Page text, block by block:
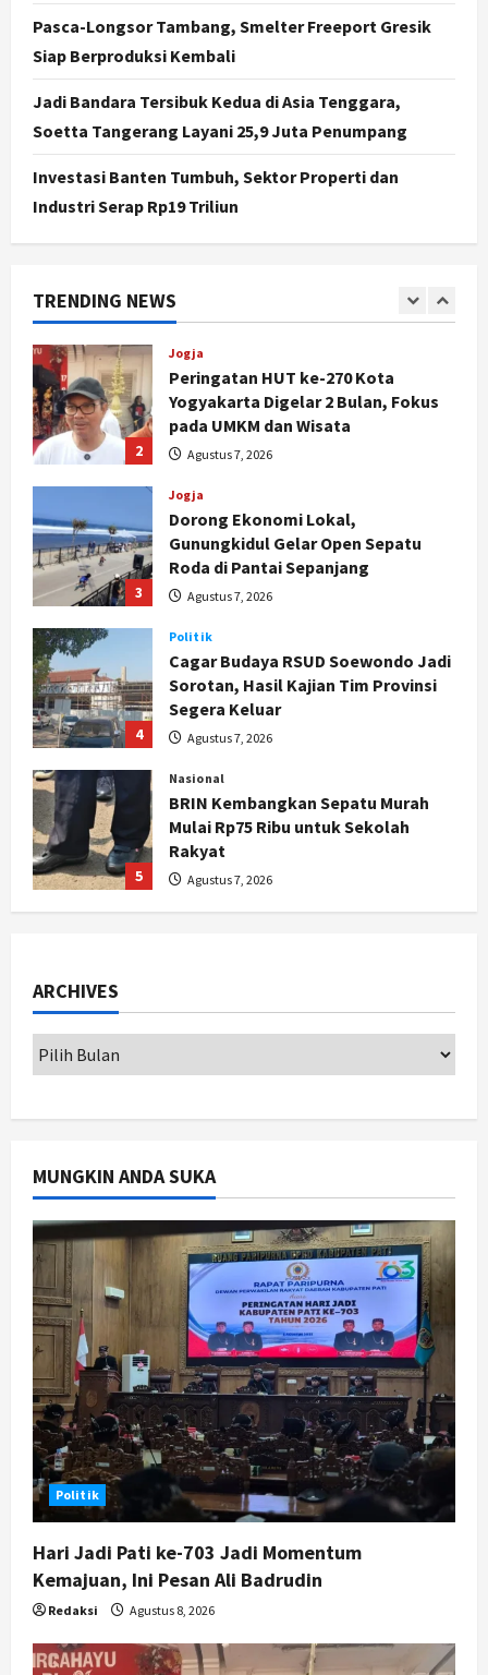
Pasca-Longsor Tambang, Smelter Freeport Gresik
Siap Berproduksi Kembali
Jadi Bandara Tersibuk Kedua di Asia Tenggara,
Soetta Tangerang Layani 25,9 Juta Penumpang
Investasi Banten Tumbuh, Sektor Properti dan
Industri Serap Rp19 Triliun
TRENDING NEWS
4 Agustus 7, 2026
BRIN Kembangkan Sepatu Murah
Mulai Rp75 Ribu untuk Sekolah
Rakyat
Agustus 7, 2026
1
Politik
2
Jogja
Peringatan HUT ke-270 Kota
Yogyakarta Digelar 2 Bulan, Fokus
pada UMKM dan Wisata
Agustus 7, 2026
3
Jogja
Dorong Ekonomi Lokal,
Gunungkidul Gelar Open Sepatu
Roda di Pantai Sepanjang
Agustus 7, 2026
4
Politik
Cagar Budaya RSUD Soewondo Jadi
Sorotan, Hasil Kajian Tim Provinsi
Segera Keluar
Agustus 7, 2026
5
Nasional
BRIN Kembangkan Sepatu Murah
Mulai Rp75 Ribu untuk Sekolah
Rakyat
Agustus 7, 2026
1
Jogja
Dorong Ekonomi Lokal,
Gunungkidul Gelar Open Sepatu
Roda di Pantai Sepanjang
Agustus 7, 2026
4
Politik
Cagar Budaya RSUD Soewondo Jadi
Sorotan, Hasil Kajian Tim Provinsi
Segera Keluar
Agustus 7, 2026
5
Nasional
BRIN Kembangkan Sepatu Murah
Rakyat
Agustus 7, 2026
ARCHIVES
MUNGKIN ANDA SUKA
Politik
Hari Jadi Pati ke-703 Jadi Momentum
Kemajuan, Ini Pesan Ali Badrudin
Redaksi Agustus 8, 2026